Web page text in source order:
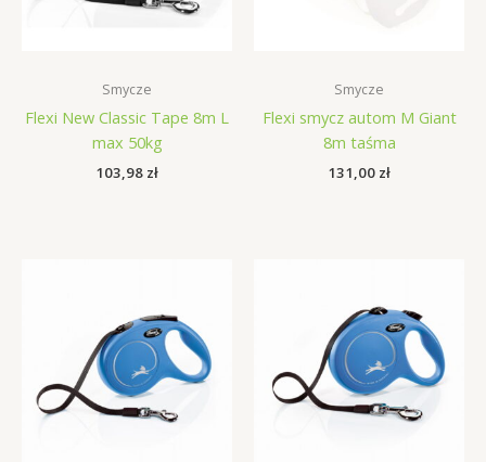
Smycze
Flexi New Classic Tape 8m L
max 50kg
103,98 zł
Smycze
Flexi smycz autom M Giant
8m taśma
131,00 zł